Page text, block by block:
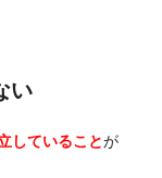
い
していることが